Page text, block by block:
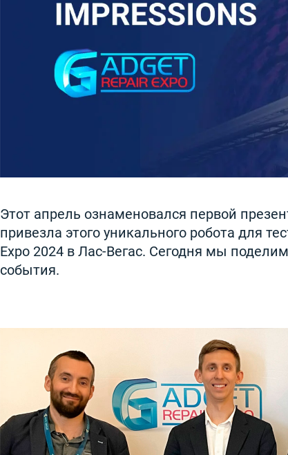
Этот апрель ознаменовался первой
привезла этого уникального робота для
Expo 2024 в Лас-Вегас. Сегодня мы
события.